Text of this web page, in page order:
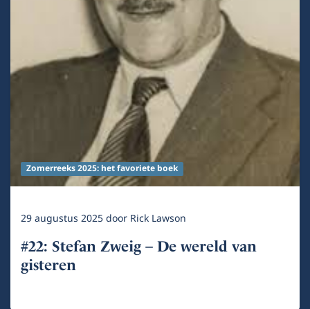
Zomerreeks 2025: het favoriete boek
29 augustus 2025door Rick Lawson
#22: Stefan Zweig – De wereld van
gisteren